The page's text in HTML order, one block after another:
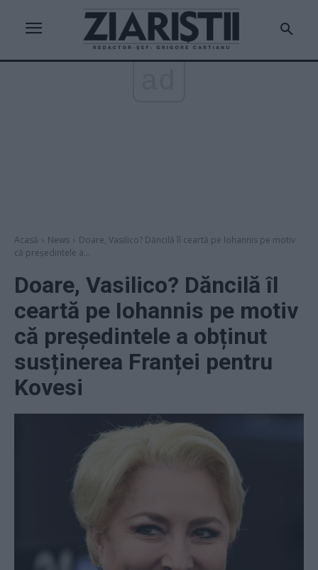
Acasă News
Doare, Vasilico? Dăncilă îl ceartă pe Iohannis pe motiv
că președintele a...
Doare, Vasilico? Dăncilă îl
ceartă pe Iohannis pe motiv
că președintele a obținut
susținerea Franței pentru
Kovesi